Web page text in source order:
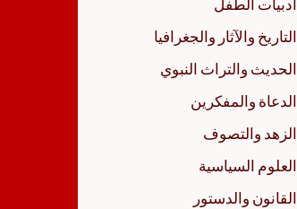
أدبيات الطفل
التاريخ والآثار والجغرافيا
الحديث والتراث النبوي
الدعاة والمفكرين
الزهد والتصوف
العلوم السياسية
القانون والدستور